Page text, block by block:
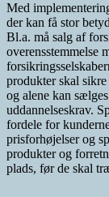
Med
der kan få stor
Bl.a. må salg af
overensstemmelse
produkter skal
og alene kan
uddannelseskrav.
fordele for
prisforhøjelser og
produkter og
plads, før de skal